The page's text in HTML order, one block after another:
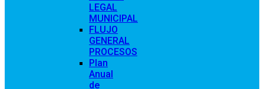
LEGAL
MUNICIPAL
FLUJO
GENERAL
PROCESOS
Plan
Anual
de